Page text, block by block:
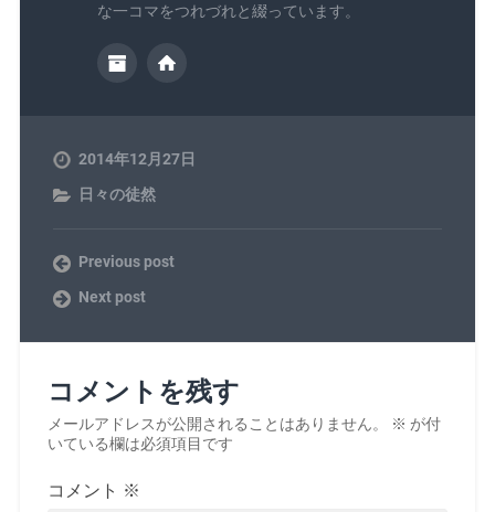
な一コマをつれづれと綴っています。
2014年12月27日
日々の徒然
Previous post
Next post
コメントを残す
メールアドレスが公開されることはありません。 ※ が付
いている欄は必須項目です
コメント ※